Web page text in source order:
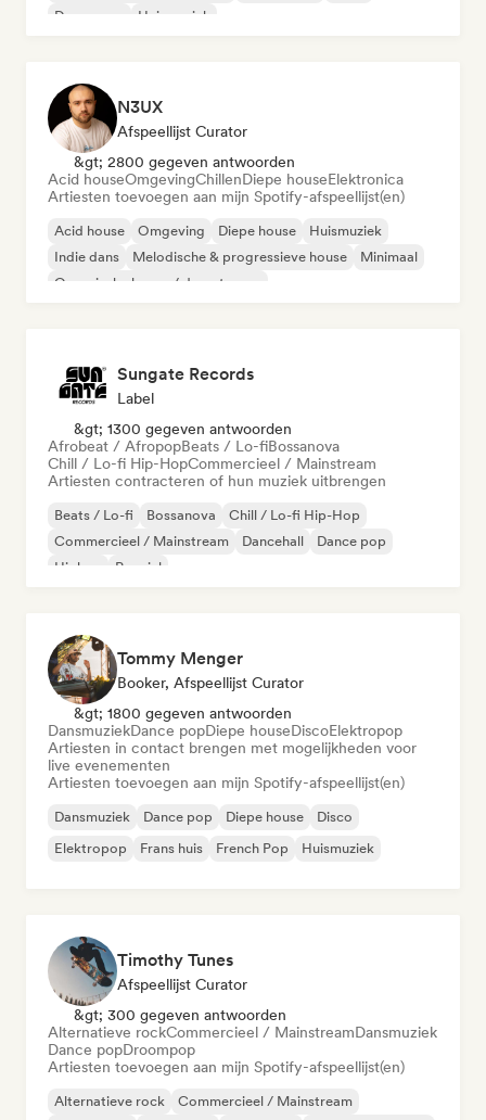
Droompop
Huismuziek
N3UX
Afspeellijst Curator
&gt; 2800 gegeven antwoorden
Acid houseOmgevingChillenDiepe houseElektronica
Artiesten toevoegen aan mijn Spotify-afspeellijst(en)
Acid house Omgeving Diepe house
Huismuziek
Indie dans
Melodische & progressieve house
Minimaal
Organische house / downtempo
Sungate Records
Label
&gt; 1300 gegeven antwoorden
Afrobeat / AfropopBeats / Lo-fiBossanova
Chill / Lo-fi Hip-HopCommercieel / Mainstream
Artiesten contracteren of hun muziek uitbrengen
Beats / Lo-fi Bossanova
Chill / Lo-fi Hip-Hop
Commercieel / Mainstream
Dancehall
Dance pop
Hiphop
Popziel
Tommy Menger
Booker, Afspeellijst Curator
&gt; 1800 gegeven antwoorden
DansmuziekDance popDiepe houseDiscoElektropop
Artiesten in contact brengen met mogelijkheden voor
live evenementen
Artiesten toevoegen aan mijn Spotify-afspeellijst(en)
Dansmuziek Dance pop Diepe house
Disco
Elektropop
Frans huis French Pop Huismuziek
Timothy Tunes
Afspeellijst Curator
&gt; 300 gegeven antwoorden
Alternatieve rockCommercieel / MainstreamDansmuziek
Dance popDroompop
Artiesten toevoegen aan mijn Spotify-afspeellijst(en)
Alternatieve rock
Commercieel / Mainstream